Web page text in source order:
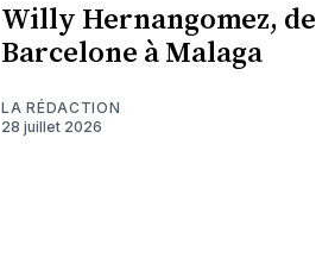
Willy Hernangomez, de
Barcelone à Malaga
LA RÉDACTION
28 juillet 2026